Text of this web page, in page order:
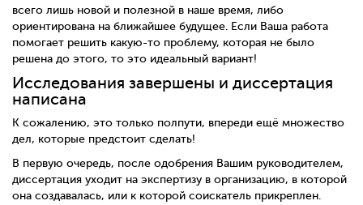
всего лишь новой и полезной в наше время, либо
ориентирована на ближайшее будущее. Если Ваша работа
помогает решить какую-то проблему, которая не было
решена до этого, то это идеальный вариант!
Исследования завершены и диссертация
написана
К сожалению, это только полпути, впереди ещё множество
дел, которые предстоит сделать!
В первую очередь, после одобрения Вашим руководителем,
диссертация уходит на экспертизу в организацию, в которой
она создавалась, или к которой соискатель прикреплен.